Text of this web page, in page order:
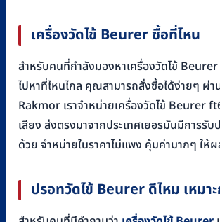
เครื่องวัดไข้ Beurer ซื้อที่ไหน
สำหรับคนที่กำลังมองหาเครื่องวัดไข้
ไปหาที่ไหนไกล คุณสามารถสั่งซื้อได้ง่ายๆ ผ่
Rakmor เราจำหน่ายเครื่องวัดไข้ Beurer
เสียง ส่งตรงมาจากประเทศเยอรมันมีการรับ
ด้วย จำหน่ายในราคาไม่แพง คุ้มค่ามากๆ ให้
ปรอทวัดไข้ Beurer ดีไหม เหมา